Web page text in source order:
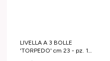
LIVELLA A 3 BOLLE
'TORPEDO' cm 23 - pz. 1